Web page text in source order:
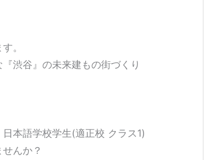
。
渋谷』の未来建もの街づくり
本語学校学生(適正校 クラス1)
んか？